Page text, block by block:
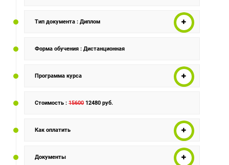
Тип документа: Диплом
Форма обучения: Дистанционная
Программа курса
Стоимость:1560012480 руб.
Как оплатить
Документы